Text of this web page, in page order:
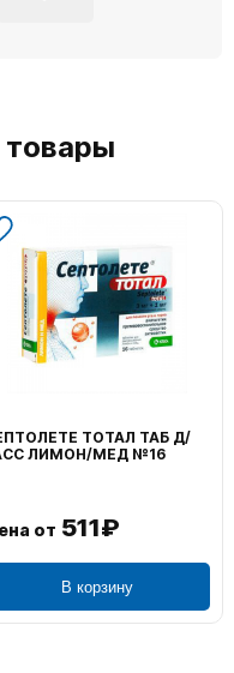
ТОТАЛ ТАБ Д/
ЛИМОН/МЕД №16
от 511₽
В корзину